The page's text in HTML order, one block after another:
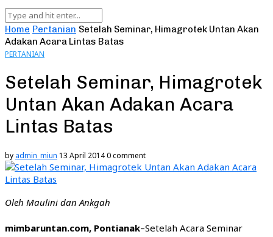
Home Pertanian Setelah Seminar, Himagrotek Untan Akan
Adakan Acara Lintas Batas
PERTANIAN
Setelah Seminar, Himagrotek
Untan Akan Adakan Acara
Lintas Batas
by admin_miun 13 April 20140 comment
Oleh Maulini dan Ankgah
mimbaruntan.com, Pontianak–Setelah Acara Seminar